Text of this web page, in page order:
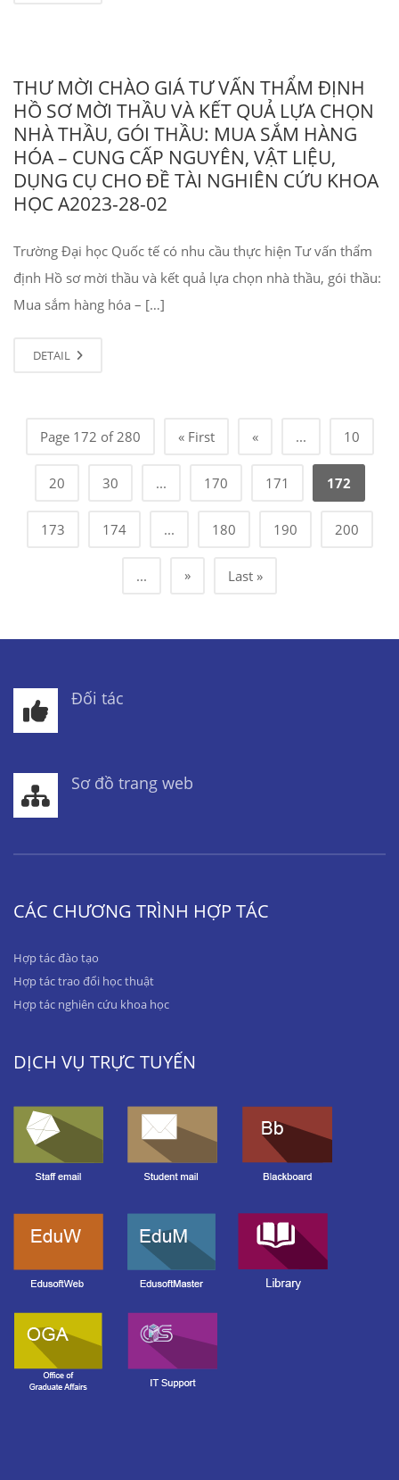
THƯ MỜI CHÀO GIÁ TƯ VẤN THẨM ĐỊNH
HỒ SƠ MỜI THẦU VÀ KẾT QUẢ LỰA CHỌN
NHÀ THẦU, GÓI THẦU: MUA SẮM HÀNG
HÓA – CUNG CẤP NGUYÊN, VẬT LIỆU,
DỤNG CỤ CHO ĐỀ TÀI NGHIÊN CỨU KHOA
HỌC A2023-28-02
Trường Đại học Quốc tế có nhu cầu thực hiện Tư vấn thẩm
định Hồ sơ mời thầu và kết quả lựa chọn nhà thầu, gói thầu:
Mua sắm hàng hóa – […]
DETAIL
Page 172 of 280 « First « ... 10
20 30 ... 170 171 172
173 174 ... 180 190 200
... » Last »
Đối tác
Sơ đồ trang web
CÁC CHƯƠNG TRÌNH HỢP TÁC
Hợp tác đào tạo
Hợp tác trao đổi học thuật
Hợp tác nghiên cứu khoa học
DỊCH VỤ TRỰC TUYẾN